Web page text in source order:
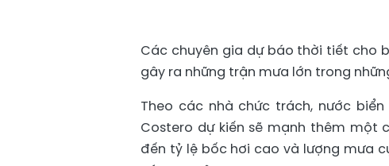
Các chuyên gia dự báo thời tiết cho
gây ra những trận mưa lớn trong
Theo các nhà chức trách, nước
Costero dự kiến ​​sẽ mạnh thêm một
đến tỷ lệ bốc hơi cao và lượng mưa